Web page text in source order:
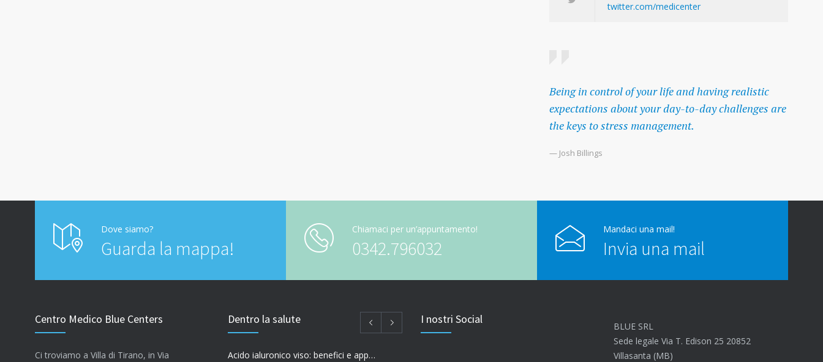
twitter.com/medicenter
Being in control of your life and having realistic
expectations about your day-to-day challenges are
the keys to stress management.
— Josh Billings
Dove siamo?
Guarda la mappa!
Chiamaci per un’appuntamento!
0342.796032
Mandaci una mail!
Invia una mail
Centro Medico Blue Centers
Ci troviamo a Villa di Tirano, in Via
Dentro la salute
Acido ialuronico viso: benefici e applicazioni
I nostri Social
BLUE SRL
Sede legale Via T. Edison 25 20852
Villasanta (MB)